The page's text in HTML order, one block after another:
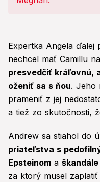
Expertka Angela
nechcel mať Camillu
presvedčiť kráľovnú,
oženiť sa s ňou. Jeho
prameniť z jej
a tiež zo skutočnosti,
Andrew sa stiahol do
priateľstva s
Epsteinom a
za ktorý musel